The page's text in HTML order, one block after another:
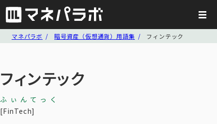
マネパラボ 暗号資産（仮想通貨）用語集 フィンテック
フィンテック
ふぃんてっく
FinTech